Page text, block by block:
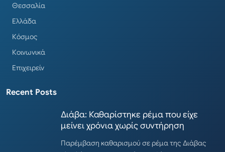
Θεσσαλία
Ελλάδα
Κόσμος
Κοινωνικά
Επιχειρείν
Recent Posts
Διάβα: Καθαρίστηκε ρέμα που είχε
μείνει χρόνια χωρίς συντήρηση
Παρέμβαση καθαρισμού σε ρέμα της Διάβας